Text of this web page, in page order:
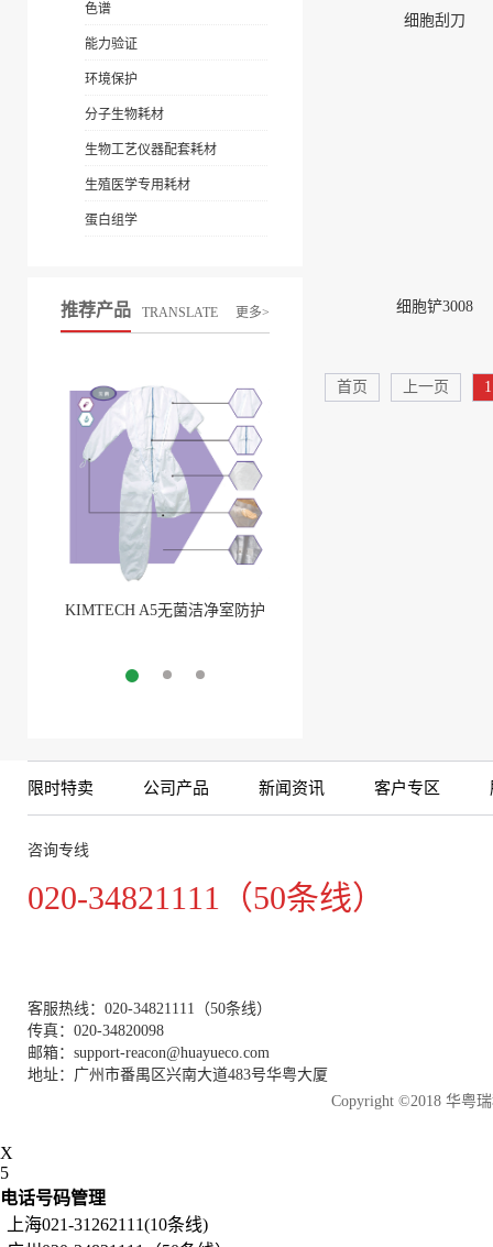
色谱
能力验证
环境保护
分子生物耗材
生物工艺仪器配套耗材
生殖医学专用耗材
蛋白组学
推荐产品 TRANSLATE 更多>
KIMTECH A5无菌洁净室防护
细胞刮刀
细胞铲3008
首页 上一页 1
限时特卖 公司产品 新闻资讯 客户专区
咨询专线
020-34821111（50条线）
客服热线：020-34821111（50条线）
传真：020-34820098
邮箱：support-reacon@huayueco.com
地址：广州市番禺区兴南大道483号华粤大厦
Copyright ©2018 华粤
X
5
电话号码管理
上海021-31262111(10条线)